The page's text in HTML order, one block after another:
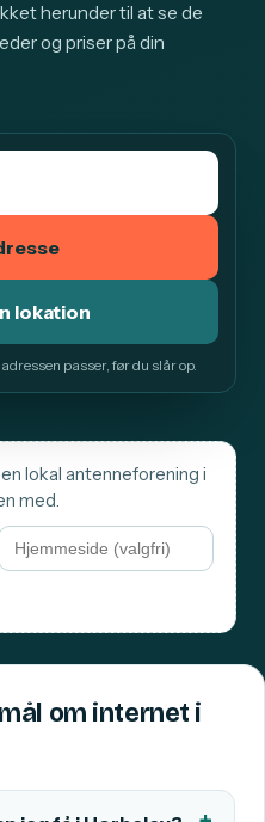
herunder til at se de
og priser på din
lokation
passer, før du slår op.
lokal antenneforening i
med.
om internet i